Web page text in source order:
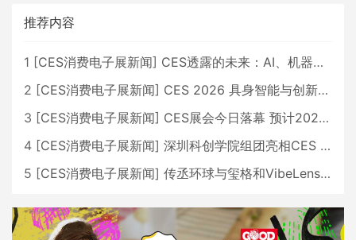
推荐内容
1 [CES消费电子展新闻] CES透露的未来：AI、机器人与智能生活大爆发
2 [CES消费电子展新闻] CES 2026 具身智能与创新领域 中国公司大放异彩
3 [CES消费电子展新闻] CES展会今日落幕 预计2026行业收入将超五千亿美元
4 [CES消费电子展新闻] 深圳科创学院组团亮相CES 广受好评
5 [CES消费电子展新闻] 传丞环球与玺格和VibeLens共同推出全新耳机